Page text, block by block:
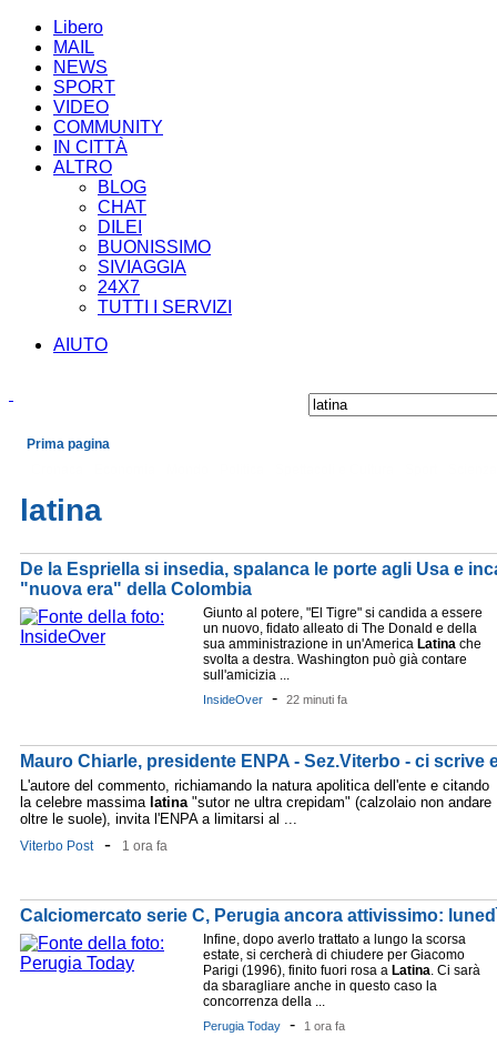
Libero
MAIL
NEWS
SPORT
VIDEO
COMMUNITY
IN CITTÀ
ALTRO
BLOG
CHAT
DILEI
BUONISSIMO
SIVIAGGIA
24X7
TUTTI I SERVIZI
AIUTO
Prima pagina
latina
De la Espriella si insedia, spalanca le porte agli Usa e
"nuova era" della Colombia
Giunto al potere, "El Tigre" si candida a essere
un nuovo, fidato alleato di The Donald e della
sua amministrazione in un'America Latina che
svolta a destra. Washington può già contare
sull'amicizia ...
InsideOver - 22 minuti fa
Mauro Chiarle, presidente ENPA - Sez.Viterbo - ci scrive
L'autore del commento, richiamando la natura apolitica dell'ente e citando
la celebre massima latina"sutor ne ultra crepidam" (calzolaio non andare
oltre le suole), invita l'ENPA a limitarsi al ...
Viterbo Post- 1 ora fa
Calciomercato serie C, Perugia ancora attivissimo:
Infine, dopo averlo trattato a lungo la scorsa
estate, si cercherà di chiudere per Giacomo
Parigi (1996), finito fuori rosa a Latina. Ci sarà
da sbaragliare anche in questo caso la
concorrenza della ...
Perugia Today - 1 ora fa